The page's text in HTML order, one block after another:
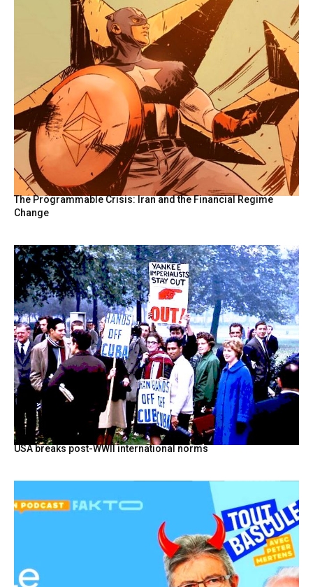
The Programmable Crisis: Iran and the Financial Regime
Change
USA breaks post-WWII international norms